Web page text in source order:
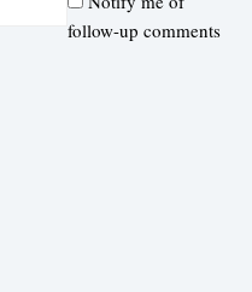
follow-up comments